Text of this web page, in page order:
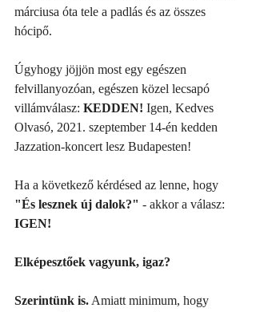
márciusa óta tele a padlás és az összes
hócipő.
Úgyhogy jöjjön most egy egészen
felvillanyozóan, egészen közel lecsapó
villámválasz: KEDDEN! Igen, Kedves
Olvasó, 2021. szeptember 14-én kedden
Jazzation-koncert lesz Budapesten!
Ha a következő kérdésed az lenne, hogy
"És lesznek új dalok?" - akkor a válasz:
IGEN!
Elképesztőek vagyunk, igaz?
Szerintünk is. Amiatt minimum, hogy